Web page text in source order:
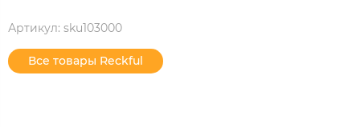
Артикул: sku103000
Все товары Reckful